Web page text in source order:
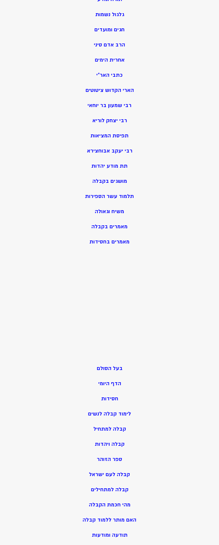
גלגול נשמות
חגים ומועדים
הרב אדם סיני
אחרית הימים
כתבי האר”י
הארי הקדוש ציטוטים
רבי שמעון בר יוחאי
רבי יצחק לוריא
תפיסת המציאות
רבי יעקב אבוחצירא
תת מודע יהדות
מושגים בקבלה
תלמוד עשר הספירות
משיח וגאולה
מאמרים בקבלה
מאמרים בחסידות
בעל הסולם
הדף היומי
חסידות
לימוד קבלה לנשים
קבלה למתחיל
קבלה ויהדות
ספר הזוהר
קבלה לעם ישראל
קבלה למתחילים
מהי חכמת הקבלה
האם מותר ללמוד קבלה
תודעה ומודעות